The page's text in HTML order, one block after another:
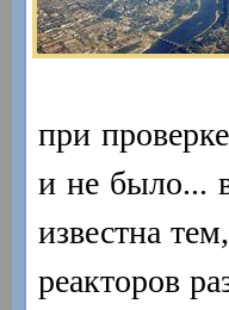
при
и не было...
известна
реакторов